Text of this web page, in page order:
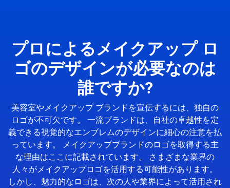
プロによるメイクアップ ロ
ゴのデザインが必要なのは
誰ですか?
美容室やメイクアップ ブランドを宣伝するには、独自の
ロゴが不可欠です。 一流ブランドは、自社の卓越性を定
義できる視覚的なエンブレムのデザインに細心の注意を払
っています。 メイクアップブランドのロゴを取得する主
な理由はここに記載されています。 さまざまな業界の
人々がメイクアップロゴを活用する可能性があります。
しかし、魅力的なロゴは、次の人や業界によって活用され